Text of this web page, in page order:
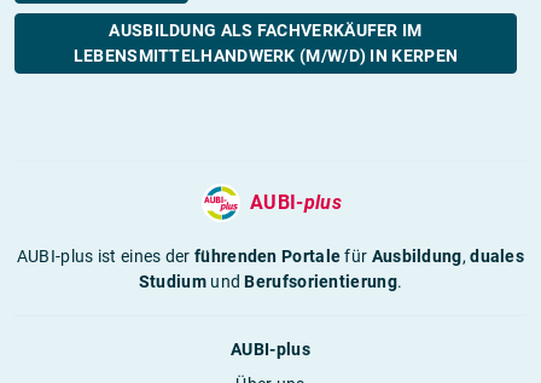
AUSBILDUNG ALS FACHVERKÄUFER IM
LEBENSMITTELHANDWERK (M/W/D) IN KERPEN
AUBI-plus
AUBI-plus ist eines derführenden Portalefür Ausbildung,duales
StudiumundBerufsorientierung.
AUBI-plus